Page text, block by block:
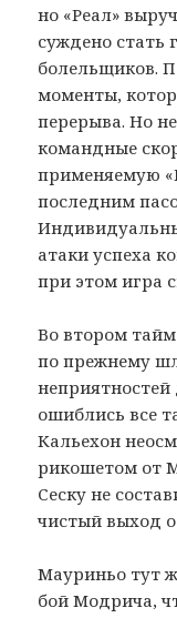
но «Реал»
суждено стать
болельщиков.
моменты,
перерыва. Но
командные
применяемую
последним
атаки успеха
при этом игра
Во втором
по прежнему
ошиблись все
Кальехон
рикошетом от
Сеску не
чистый выход
Мауриньо тут
бой Модрича,